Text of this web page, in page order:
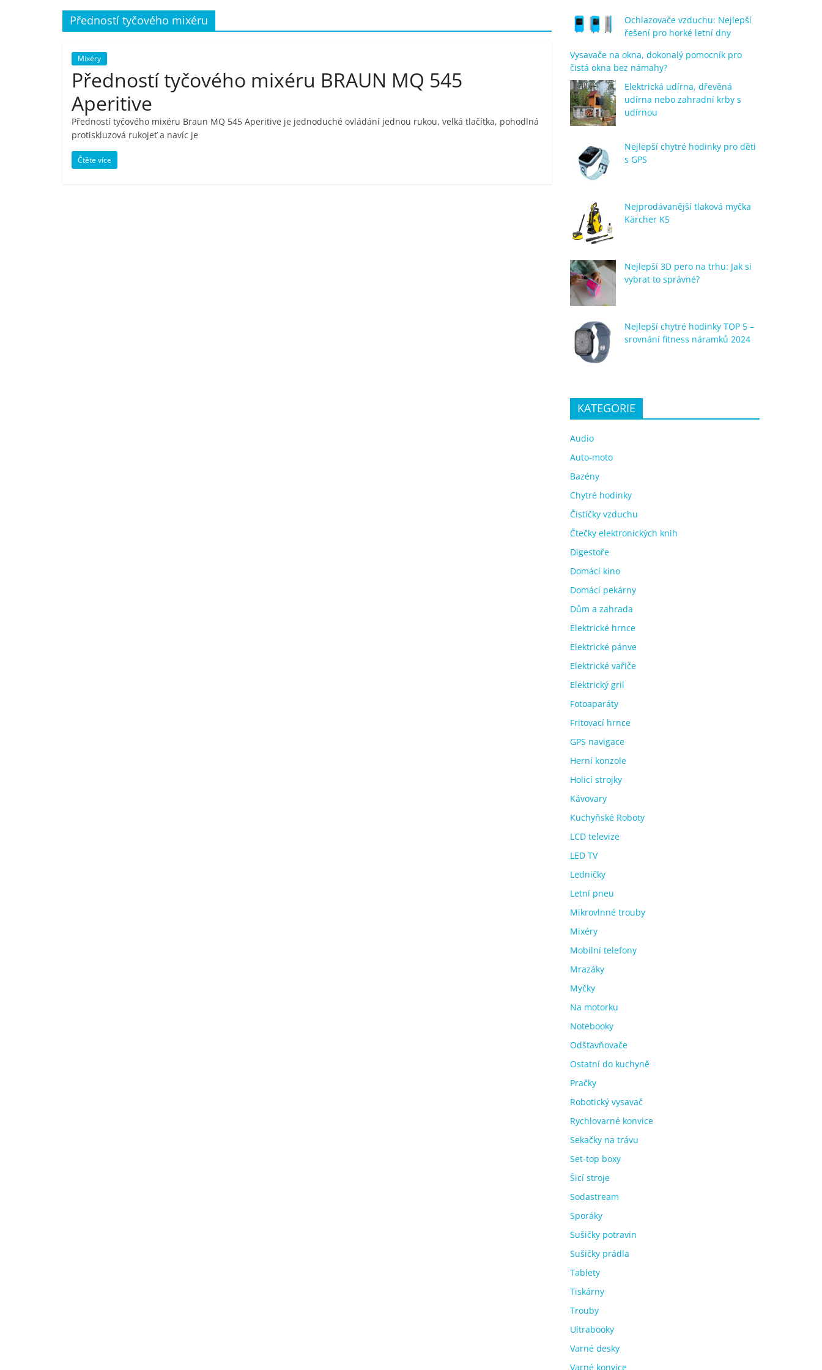
porovnání,
pračky,
televize,
notebooky,
mobilní
Předností tyčového mixéru
Mixéry
Předností tyčového mixéru BRAUN MQ 545
Aperitive
Předností tyčového mixéru Braun MQ 545 Aperitive je jednoduché ovládání jednou rukou, velká tlačítka, pohodlná
protiskluzová rukojeť a navíc je
Čtěte více
Ochlazovače vzduchu: Nejlepší
řešení pro horké letní dny
Vysavače na okna, dokonalý pomocník pro
čistá okna bez námahy?
Elektrická udírna, dřevěná
udírna nebo zahradní krby s
udírnou
Nejlepší chytré hodinky pro děti
s GPS
Nejprodávanější tlaková myčka
Kärcher K5
Nejlepší 3D pero na trhu: Jak si
vybrat to správné?
Nejlepší chytré hodinky TOP 5 –
srovnání fitness náramků 2024
KATEGORIE
Audio
Auto-moto
Bazény
Chytré hodinky
Čističky vzduchu
Čtečky elektronických knih
Digestoře
Domácí kino
Domácí pekárny
Dům a zahrada
Elektrické hrnce
Elektrické pánve
Elektrické vařiče
Elektrický gril
Fotoaparáty
Fritovací hrnce
GPS navigace
Herní konzole
Holicí strojky
Kávovary
Kuchyňské Roboty
LCD televize
LED TV
Ledničky
Letní pneu
Mikrovlnné trouby
Mixéry
Mobilní telefony
Mrazáky
Myčky
Na motorku
Notebooky
Odšťavňovače
Ostatní do kuchyně
Pračky
Robotický vysavač
Rychlovarné konvice
Sekačky na trávu
Set-top boxy
Šicí stroje
Sodastream
Sporáky
Sušičky potravin
Sušičky prádla
Tablety
Tiskárny
Trouby
Ultrabooky
Varné desky
Varné konvice